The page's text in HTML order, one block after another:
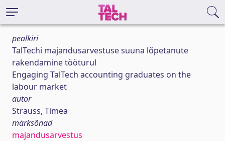
pealkiri
TalTechi majandusarvestuse suuna lõpetanute
rakendamine tööturul
Engaging TalTech accounting graduates on the
labour market
autor
Strauss, Timea
märksõnad
majandusarvestus